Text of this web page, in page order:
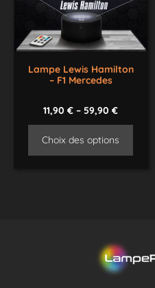
Lampe Lewis Hamilton
– F1 Mercedes
11,90€ –59,90€
Choix des options